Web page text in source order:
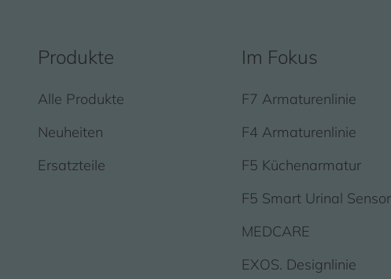
Produkte
Alle Produkte
Neuheiten
Ersatzteile
Im Fokus
F7 Armaturenlinie
F4 Armaturenlinie
F5 Küchenarmatur
F5 Smart Urinal Sensor
MEDCARE
EXOS. Designlinie